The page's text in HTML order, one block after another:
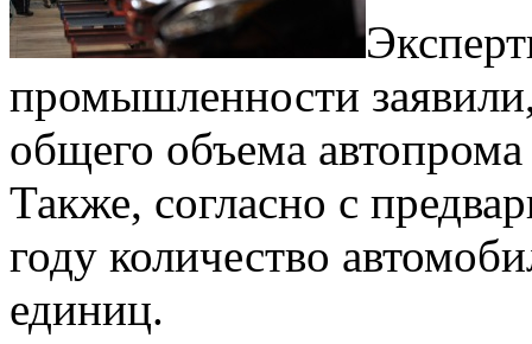
промышленности
общего объема
Также, согласно с
году количество
единиц.